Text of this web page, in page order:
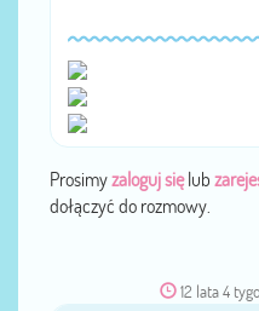
Prosimyzaloguj sięlub
dołączyć do rozmowy.
12 lata 4